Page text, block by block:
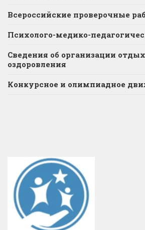
Всероссийские проверочные
Психолого-медико-
Сведения об организации
оздоровления
Конкурсное и олимпиадное